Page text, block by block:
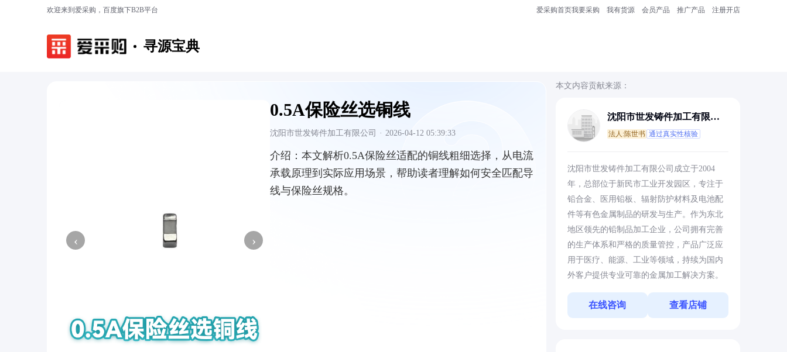
欢迎来到爱采购，百度旗下B2B平台 爱采购首页我要采购 我有货源 会员产品 推广产品 注册开店
寻源宝典
‹ ›
0.5A保险丝选铜线
沈阳市世发铸件加工有限公司 · 2026-04-12 05:39:33
介绍： 本文解析0.5A保险丝适配的铜线粗细选择，从电流
承载原理到实际应用场景，帮助读者理解如何安全匹配导
线与保险丝规格。
本文内容贡献来源：
沈阳市世发铸件加工有限公
法人:陈世书 通过真实性核验
沈阳市世发铸件加工有限公司成立于2004
年，总部位于新民市工业开发园区，专注于
铅合金、医用铅板、辐射防护材料及电池配
件等有色金属制品的研发与生产。作为东北
地区领先的铅制品加工企业，公司拥有完善
的生产体系和严格的质量管控，产品广泛应
用于医疗、能源、工业等领域，持续为国内
外客户提供专业可靠的金属加工解决方案。
在线咨询 查看店铺